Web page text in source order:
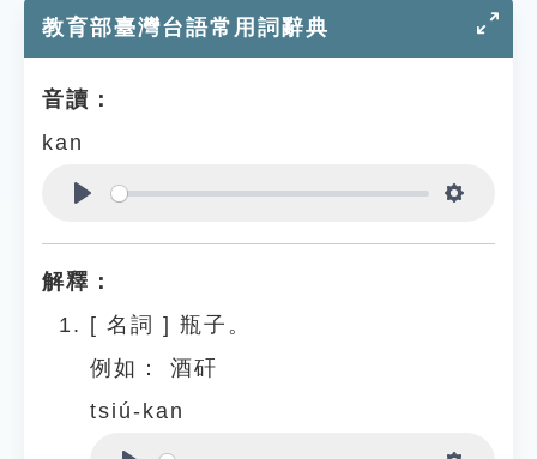
教育部臺灣台語常用詞辭典
音讀：
kan
解釋：
[ 名詞 ] 瓶子。
例如：
酒矸
tsiú-kan